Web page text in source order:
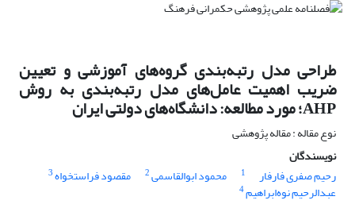
طراحی مدل رتبه‌بندی گروه‌های آموزشی و تعیین
ضریب اهمیت عامل‌های مدل رتبه‌بندی به روش
AHP؛ مورد مطالعه: دانشگاه‌های دولتی ایران
نوع مقاله : مقاله پژوهشی
نویسندگان
رحیم صفری فارفار
1 محمود ابوالقاسمی2 مقصود فراستخواه3
عبدالرحیم نوه‌ابراهیم4